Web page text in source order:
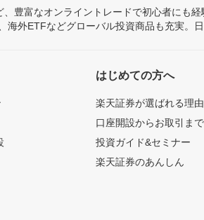
、豊富なオンライントレードで初心者にも
海外ETFなどグローバル投資商品も充実。
はじめての方へ
楽天証券が選ばれる理由
口座開設からお取引ま
投資ガイド&セミナー
楽天証券のあんしん